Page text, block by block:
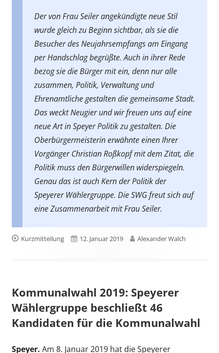
Der von Frau Seiler angekündigte neue Stil
wurde gleich zu Beginn sichtbar, als sie die
Besucher des Neujahrsempfangs am Eingang
per Handschlag begrüßte. Auch in ihrer Rede
bezog sie die Bürger mit ein, denn nur alle
zusammen, Politik, Verwaltung und
Ehrenamtliche gestalten die gemeinsame Stadt.
Das weckt Neugier und wir freuen uns auf eine
neue Art in Speyer Politik zu gestalten. Die
Oberbürgermeisterin erwähnte einen Ihrer
Vorgänger Christian Roßkopf mit dem Zitat, die
Politik muss den Bürgerwillen widerspiegeln.
Genau das ist auch Kern der Politik der
Speyerer Wählergruppe. Die SWG freut sich auf
eine Zusammenarbeit mit Frau Seiler.
Format
Kurzmitteilung
Veröffentlicht
12. Januar 2019 Autor
Alexander Walch
Kommunalwahl 2019: Speyerer
Wählergruppe beschließt 46
Kandidaten für die Kommunalwahl
Speyer. Am 8. Januar 2019 hat die Speyerer